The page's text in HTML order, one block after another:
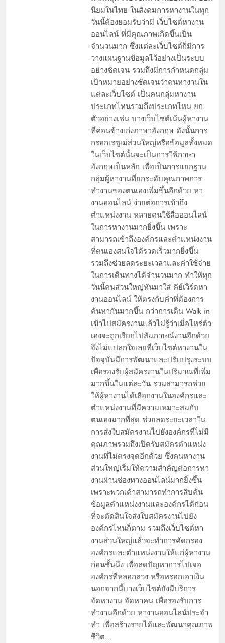
นิยมในไทย ในสังคมการหางานในทุก
วันนี้ต้องยอมรับว่ามี เว็บไซต์หางาน
ออนไลน์ ที่มีคุณภาพเกิดขึ้นเป็น
จำนวนมาก ซึ่งแต่ละเว็บไซต์ก็มีการ
วางแผนฐานข้อมูลไว้อย่างเป็นระบบ
อย่างชัดเจน รวมถึงมีการกำหนดกลุ่ม
เป้าหมายอย่างชัดเจนว่าคนหางานใน
แต่ละเว็บไซต์ เป็นคนกลุ่มหางาน
ประเภทไหนรวมถึงประเภทไหน ยก
ตัวอย่างเช่น บางเว็บไซต์เน้นผู้หางาน
ที่ค่อนข้างเก่งภาษาอังกฤษ ดังนั้นการ
กรอกเรซูเม่ส่วนใหญ่หรือข้อมูลทั้งหมด
ในเว็บไซต์นั้นจะเป็นการใช้ภาษา
อังกฤษเป็นหลัก เพื่อเป็นการแยกฐาน
กลุ่มผู้หางานที่ยกระดับคุณภาพการ
ทำงานของตนเองเพิ่มขึ้นอีกด้วย หา
งานออนไลน์ ง่ายต่อการเข้าถึง
ตำแหน่งงาน หลายคนใช้สื่อออนไลน์
ในการหางานมากยิ่งขึ้น เพราะ
สามารถเข้าถึงองค์กรและตำแหน่งงาน
ที่ตนเองสนใจได้รวดเร็วมากยิ่งขึ้น
รวมถึงช่วยลดระยะเวลาและค่าใช้จ่าย
ในการเดินทางได้จำนวนมาก ทำให้ทุก
วันนี้คนส่วนใหญ่หันมาใส่ คีย์เวิร์ดหา
งานออนไลน์ ให้ตรงกับคำที่ต้องการ
ค้นหากันมากขึ้น กว่าการเดิน Walk in
เข้าไปสมัครงานแล้วไม่รู้ว่าเมื่อไหร่ตัว
เองจะถูกเรียกไปสัมภาษณ์งานอีกด้วย
จึงไม่แปลกใจเลยที่เว็บไซต์หางานใน
ปัจจุบันมีการพัฒนาและปรับปรุงระบบ
เพื่อรองรับผู้สมัครงานในปริมาณที่เพิ่ม
มากขึ้นในแต่ละวัน รวมสามารถช่วย
ให้ผู้หางานได้เลือกงานในองค์กรและ
ตำแหน่งงานที่มีความเหมาะสมกับ
ตนเองมากที่สุด ช่วยลดระยะเวลาใน
การส่งใบสมัครงานไปยังองค์กรที่ไม่มี
คุณภาพรวมถึงเปิดรับสมัครตำแหน่ง
งานที่ไม่ตรงจุดอีกด้วย ซึ่งคนหางาน
ส่วนใหญ่เริ่มให้ความสำคัญต่อการหา
งานผ่านช่องทางออนไลน์มากยิ่งขึ้น
เพราะพวกเค้าสามารถทำการสืบค้น
ข้อมูลตำแหน่งงานและองค์กรได้ก่อน
ที่จะตัดสินใจส่งใบสมัครงานไปยัง
องค์กรไหนก็ตาม รวมถึงเว็บไซต์หา
งานส่วนใหญ่แล้วจะทำการคัดกรอง
องค์กรและตำแหน่งงานให้แก่ผู้หางาน
ก่อนชั้นนึง เพื่อลดปัญหาการไปเจอ
องค์กรที่หลอกลวง หรือหรอกเอาเงิน
นอกจากนี้บางเว็บไซต์ยังมีบริการ
จัดหางาน จัดหาคน เพื่อรองรับการ
ทำงานอีกด้วย หางานออนไลน์ประจำ
ทำ เพื่อสร้างรายได้และพัฒนาคุณภาพ
ชีวิต…